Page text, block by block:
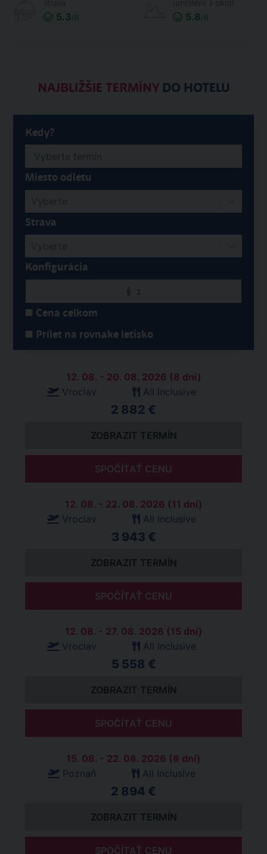
5.3/6 5.8/6
NAJBLIŽŠIE TERMÍNYDO HOTELU
Kedy?
Miesto odletu
Strava
Konfigurácia
Cena celkom
Prílet na rovnake letisko
12. 08. - 20. 08. 2026 (8 dní)
Vroclav
All Inclusive
2 882 €
ZOBRAZIT TERMÍN
SPOČÍTAŤ CENU
12. 08. - 22. 08. 2026 (11 dní)
Vroclav
All Inclusive
3 943 €
ZOBRAZIT TERMÍN
SPOČÍTAŤ CENU
12. 08. - 27. 08. 2026 (15 dní)
Vroclav
All Inclusive
5 558 €
ZOBRAZIT TERMÍN
SPOČÍTAŤ CENU
15. 08. - 22. 08. 2026 (8 dní)
Poznaň
All Inclusive
2 894 €
ZOBRAZIT TERMÍN
SPOČÍTAŤ CENU